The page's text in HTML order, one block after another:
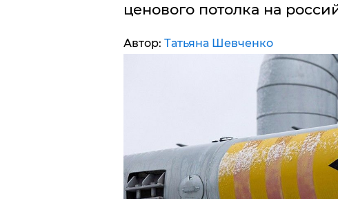
ценового потолка на
Автор: Татьяна Шевченко